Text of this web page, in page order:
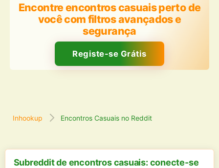
Encontre encontros casuais perto de
você com filtros avançados e
segurança
Registe-se Grátis
Inhookup Encontros Casuais no Reddit
Subreddit de encontros casuais: conecte-se